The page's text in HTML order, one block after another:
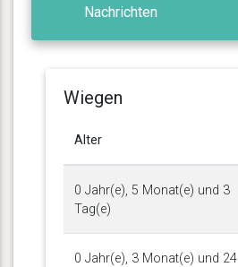
Nachrichten
Wiegen
Alter
0 Jahr(e), 5 Monat(e) und 3
Tag(e)
0 Jahr(e), 3 Monat(e) und 24